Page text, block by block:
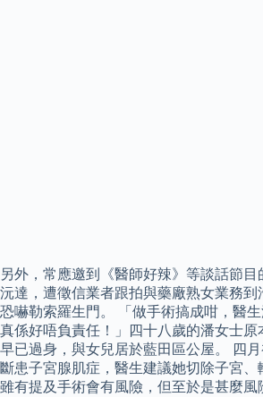
另外，常應邀到《醫師好辣》等談話節
沅達，遭徵信業者跟拍與藥廠熟女業務
恐嚇勒索羅生門。 「做手術搞成咁，醫生
真係好唔負責任！」四十八歲的潘女士原
早已過身，與女兒居於藍田區公屋。 四
斷患子宮腺肌症，醫生建議她切除子宮、
雖有提及手術會有風險，但至於是甚麼風